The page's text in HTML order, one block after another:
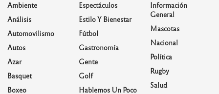
Ambiente
Análisis
Automovilismo
Autos
Azar
Basquet
Boxeo
Espectáculos
Estilo Y Bienestar
Fútbol
Gastronomía
Gente
Golf
Hablemos Un Poco
Información
General
Mascotas
Nacional
Política
Rugby
Salud